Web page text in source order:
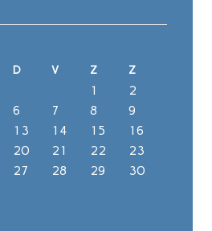
D V Z Z
1
2
6 7 8
9
13 14 15
16
20 21 22
23
27 28 29
30